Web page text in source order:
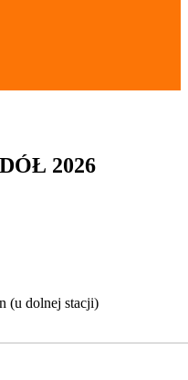
2026
(u dolnej stacji)